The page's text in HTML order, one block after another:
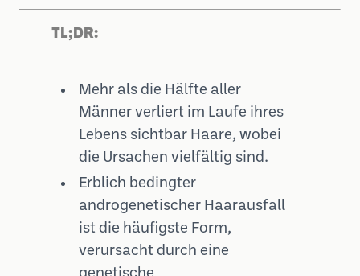
TL;DR:
Mehr als die Hälfte aller
Männer verliert im Laufe ihres
Lebens sichtbar Haare, wobei
die Ursachen vielfältig sind.
Erblich bedingter
androgenetischer Haarausfall
ist die häufigste Form,
verursacht durch eine